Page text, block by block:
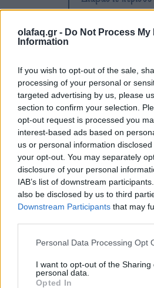
olafaq.gr - Do Not Process My
Information
If you wish to opt-out of the sale,
processing of your personal or
targeted advertising by us, please
section to confirm your selection.
opt-out request is processed you
interest-based ads based on
us or personal information
your opt-out. You may separately
disclosure of your personal
IAB’s list of downstream
also be disclosed by us to third
Downstream Participants that may
Personal Data Processing Opt
I want to opt-out of the Sharing
personal data.
Opted In
Παγκόσμιου Ρεκόρ Guinness
Δείτε